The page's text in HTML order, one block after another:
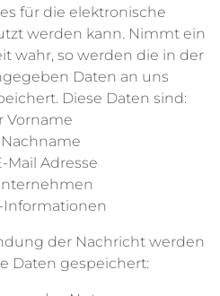
für die elektronische
werden kann. Nimmt ein
wahr, so werden die in der
Daten an uns
Diese Daten sind:
Vorname
Nachname
Mail Adresse
Informationen
der Nachricht werden
Daten gespeichert: